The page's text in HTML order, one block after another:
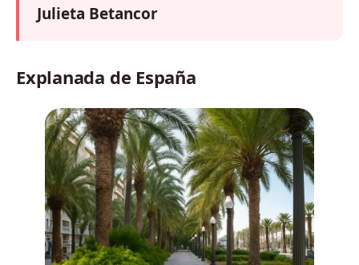
Julieta Betancor
Explanada de España